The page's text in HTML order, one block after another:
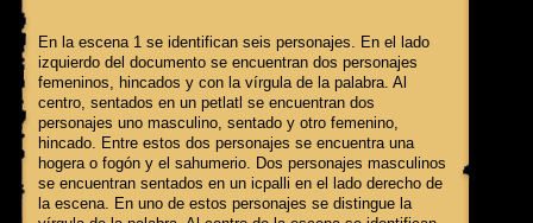
En la escena 1 se identifican seis personajes. En el lado
izquierdo del documento se encuentran dos personajes
femeninos, hincados y con la vírgula de la palabra. Al
centro, sentados en un petlatl se encuentran dos
personajes uno masculino, sentado y otro femenino,
hincado. Entre estos dos personajes se encuentra una
hogera o fogón y el sahumerio. Dos personajes masculinos
se encuentran sentados en un icpalli en el lado derecho de
la escena. En uno de estos personajes se distingue la